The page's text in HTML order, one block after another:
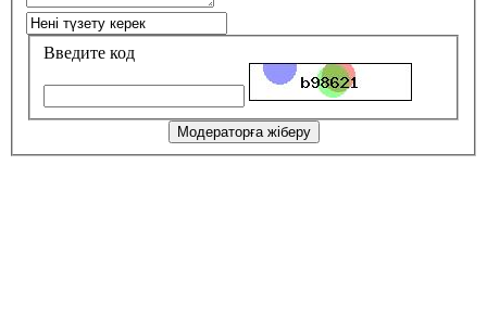
Введите код
Модераторға жіберу